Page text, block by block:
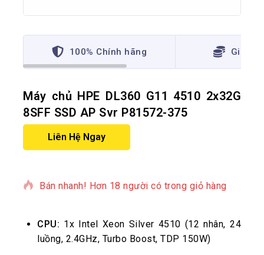
100% Chính hãng Giá
Máy chủ HPE DL360 G11 4510 2x32G
8SFF SSD AP Svr P81572-375
Liên Hệ Ngay
Bán nhanh! Hơn 18 người có trong giỏ hàng
CPU: 1x Intel Xeon Silver 4510 (12 nhân, 24
luồng, 2.4GHz, Turbo Boost, TDP 150W)